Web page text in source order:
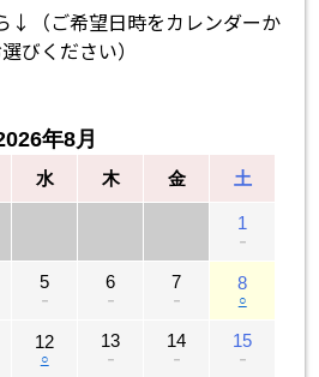
↓（ご希望日時をカレンダーか
びください）
年8月
水 木 金 土
1
－
5
－
6
－
7
－
8
○
12
○
13
－
14
－
15
－